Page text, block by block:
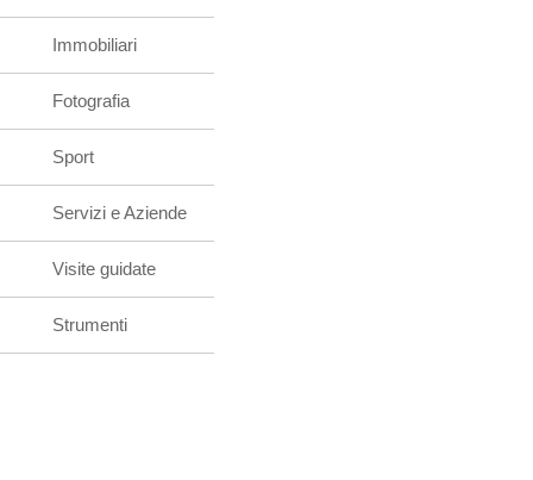
Immobiliari
Fotografia
Sport
Servizi e Aziende
Visite guidate
Strumenti